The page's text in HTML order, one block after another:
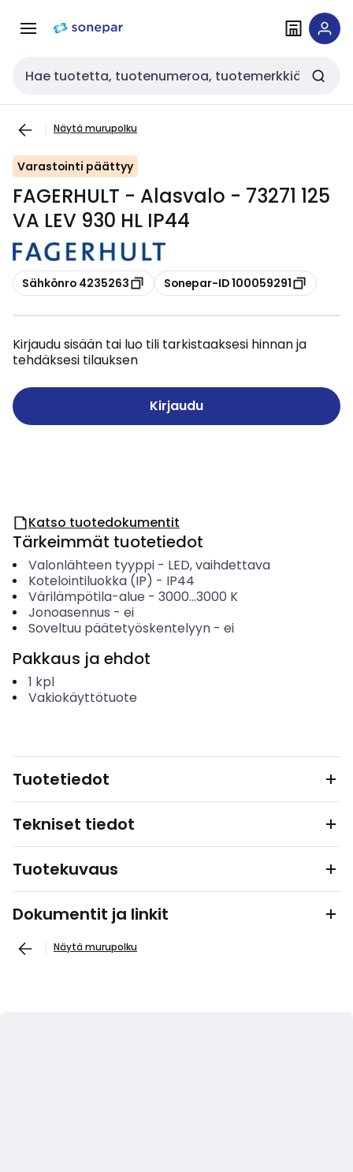
navigointiinsisältöön
Haku
Näytä murupolku
Varastointi päättyy
FAGERHULT - Alasvalo - 73271 125
VA LEV 930 HL IP44
Kopioi
Sähkönro 4235263 Kopioi
Sonepar-ID 100059291
Kirjaudu sisään tai luo tili tarkistaaksesi hinnan ja
tehdäksesi tilauksen
Kirjaudu
Katso tuotedokumentit
Tärkeimmät tuotetiedot
Valonlähteen tyyppi- LED, vaihdettava
Kotelointiluokka (IP) - IP44
Värilämpötila-alue - 3000...3000 K
Jonoasennus - ei
Soveltuu päätetyöskentelyyn- ei
Pakkaus ja ehdot
1 kpl
Vakiokäyttötuote
Tuotetiedot
Tekniset tiedot
Tuotekuvaus
Dokumentit ja linkit
Näytä murupolku